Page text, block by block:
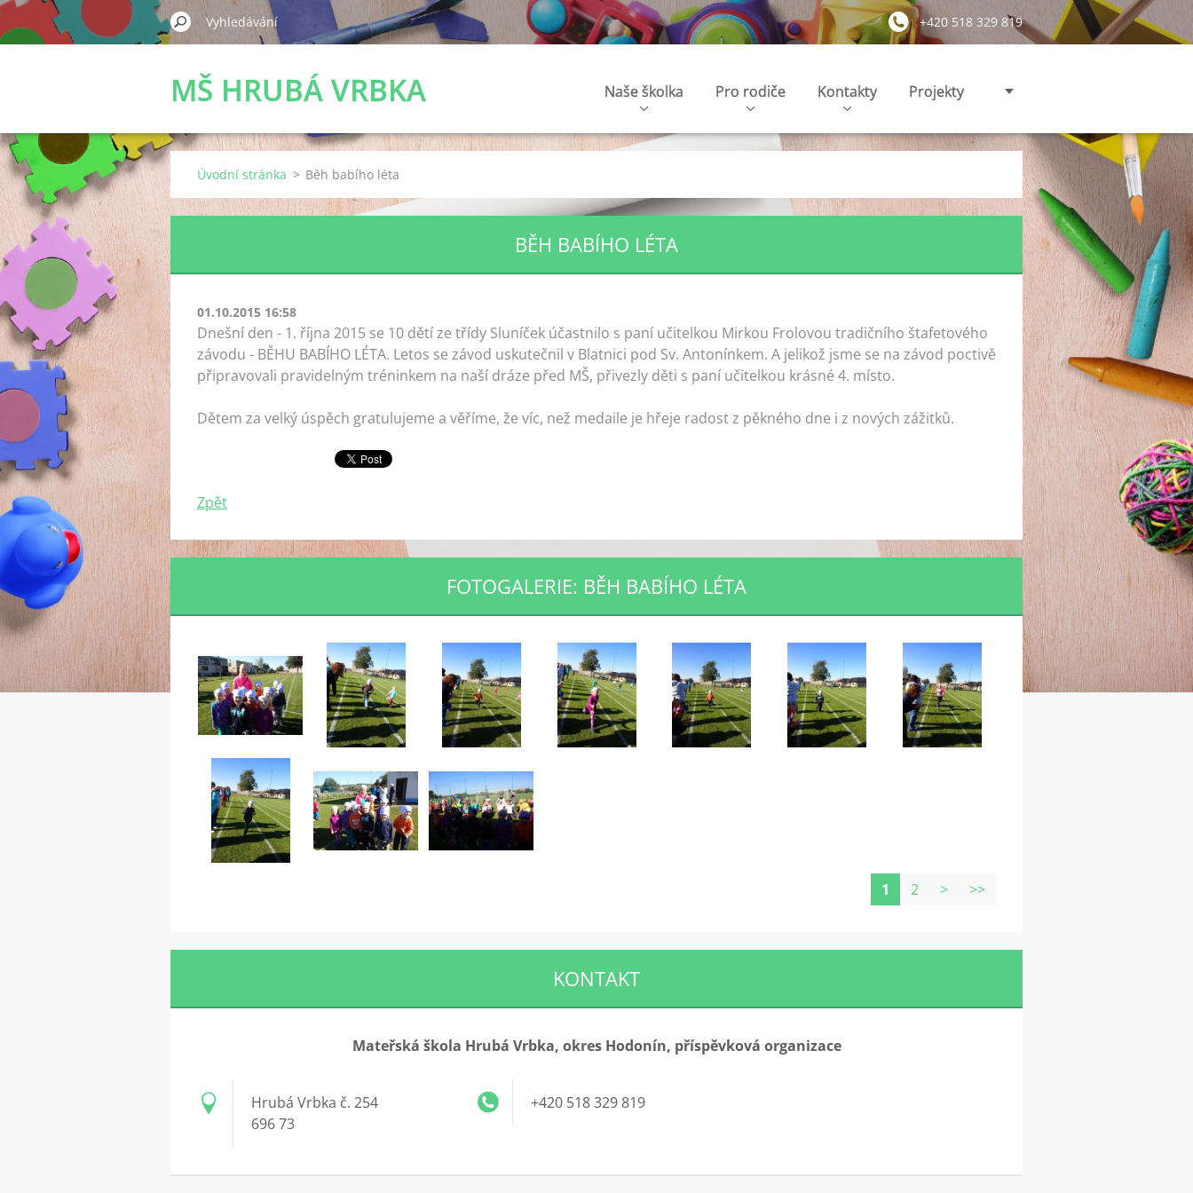
+420 518 329 819
MŠ HRUBÁ VRBKA Naše školka Pro rodiče Kontakty Projekty
Úvodní stránka > Běh babího léta
BĚH BABÍHO LÉTA
01.10.2015 16:58
Dnešní den - 1. října 2015 se 10 dětí ze třídy Sluníček účastnilo s paní učitelkou Mirkou Frolovou tradičního štafetového
závodu - BĚHU BABÍHO LÉTA. Letos se závod uskutečnil v Blatnici pod Sv. Antonínkem. A jelikož jsme se na závod poctivě
připravovali pravidelným tréninkem na naší dráze před MŠ, přivezly děti s paní učitelkou krásné 4. místo.
Dětem za velký úspěch gratulujeme a věříme, že víc, než medaile je hřeje radost z pěkného dne i z nových zážitků.
Zpět
FOTOGALERIE: BĚH BABÍHO LÉTA
1 2 > >>
KONTAKT
Mateřská škola Hrubá Vrbka, okres Hodonín, příspěvková organizace
Hrubá Vrbka č. 254
696 73
+420 518 329 819